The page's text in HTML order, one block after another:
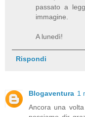
passato a
immagine.
A lunedì!
Rispondi
Blogaventura 1
Ancora una